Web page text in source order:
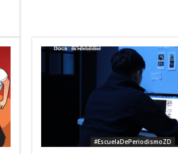
#EscuelaDePeriodismoZD